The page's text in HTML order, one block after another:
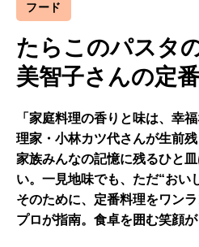
フード
たらこのパスタ
美智子さんの定番
「家庭料理の香りと味は、幸
理家・小林カツ代さんが生前残
家族みんなの記憶に残るひと
い。一見地味でも、ただ“おい
そのために、定番料理をワン
プロが指南。食卓を囲む笑顔が